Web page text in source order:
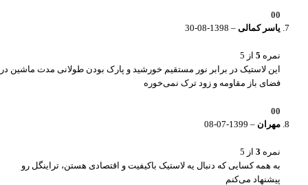
0
0
یاسر کمالی –
1398-08-30
نمره 5 از 5
این لاستیک در برابر نور مستقیم خورشید و پارک بودن طولانی مدت ماشین در
فضای باز مقاومه و زود ترک نمی‌خوره
0
0
مهران –
1399-07-08
نمره 3 از 5
به همه کسایی که دنبال یه لاستیک باکیفیت و اقتصادی هستن، تراینگل رو
پیشنهاد می‌کنم